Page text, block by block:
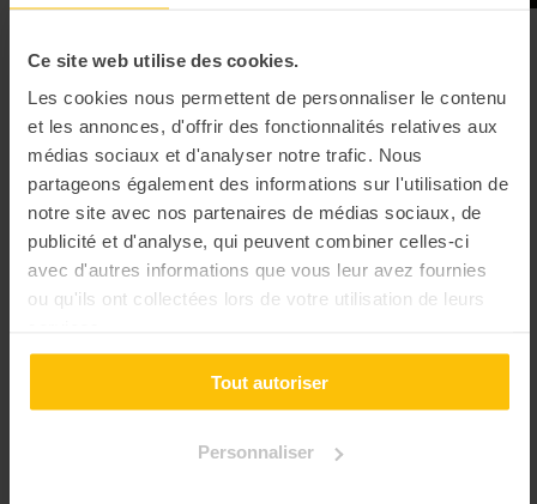
Ce site web utilise des cookies.
Les cookies nous permettent de personnaliser le contenu
et les annonces, d'offrir des fonctionnalités relatives aux
médias sociaux et d'analyser notre trafic. Nous
partageons également des informations sur l'utilisation de
notre site avec nos partenaires de médias sociaux, de
publicité et d'analyse, qui peuvent combiner celles-ci
avec d'autres informations que vous leur avez fournies
ou qu'ils ont collectées lors de votre utilisation de leurs
Tout autoriser
Personnaliser
Team building Montauban
"Wahou"
Pour les adeptes de sensations fortes et d’atypisme 👊🏻